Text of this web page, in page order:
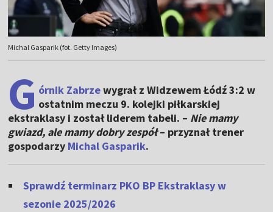
Michal Gasparik (fot. Getty Images)
G órnik Zabrzewygrał z Widzewem Łódź 3:2 w
ostatnim meczu 9. kolejki piłkarskiej
ekstraklasy i został liderem tabeli. – Nie mamy
gwiazd, ale mamy dobry zespół– przyznał trener
gospodarzy Michal Gasparik.
Sprawdź terminarz PKO BP Ekstraklasy w
sezonie 2025/2026